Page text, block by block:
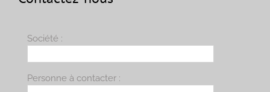
Société :
Personne à contacter :